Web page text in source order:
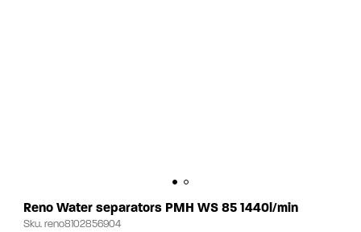
Reno Water separators PMH WS 85 1440l/min
Sku.reno8102856904